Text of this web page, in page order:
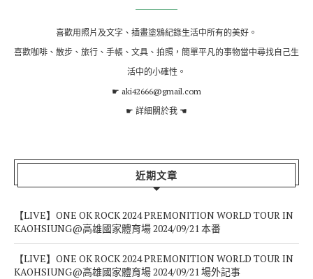
喜歡用照片及文字、插畫塗鴉紀錄生活中所有的美好。
喜歡咖啡、散步、旅行、手帳、文具、拍照，簡單平凡的事物當中尋找自己生
活中的小確性。
☛ aki42666@gmail.com
☛ 詳細關於我 ☚
近期文章
【LIVE】ONE OK ROCK 2024 PREMONITION WORLD TOUR IN
KAOHSIUNG@高雄國家體育場 2024/09/21 本番
【LIVE】ONE OK ROCK 2024 PREMONITION WORLD TOUR IN
KAOHSIUNG@高雄國家體育場 2024/09/21 場外記事